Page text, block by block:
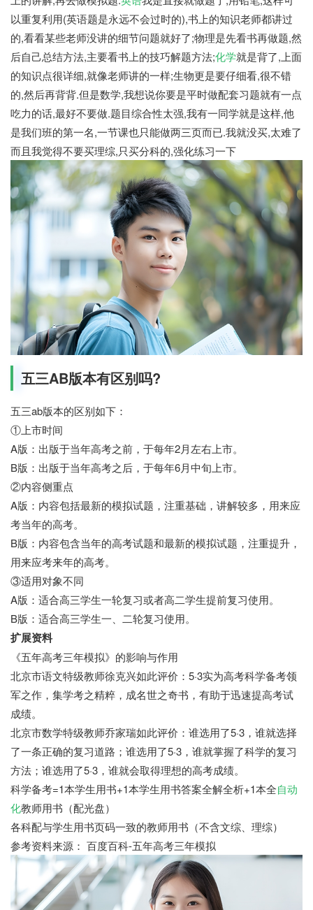
以重复利用(英语题是永远不会过时的),书上的知识老师都讲过
的,看看某些老师没讲的细节问题就好了;物理是先看书再做题,然
后自己总结方法,主要看书上的技巧解题方法;化学就是背了,上面
的知识点很详细,就像老师讲的一样;生物更是要仔细看,很不错
的,然后再背背.但是数学,我想说你要是平时做配套习题就有一点
吃力的话,最好不要做.题目综合性太强,我有一同学就是这样,他
是我们班的第一名,一节课也只能做两三页而已.我就没买,太难了
而且我觉得不要买理综,只买分科的,强化练习一下
五三AB版本有区别吗?
五三ab版本的区别如下：
①上市时间
A版：出版于当年高考之前，于每年2月左右上市。
B版：出版于当年高考之后，于每年6月中旬上市。
②内容侧重点
A版：内容包括最新的模拟试题，注重基础，讲解较多，用来应
考当年的高考。
B版：内容包含当年的高考试题和最新的模拟试题，注重提升，
用来应考来年的高考。
③适用对象不同
A版：适合高三学生一轮复习或者高二学生提前复习使用。
B版：适合高三学生一、二轮复习使用。
扩展资料
《五年高考三年模拟》的影响与作用
北京市语文特级教师徐克兴如此评价：5·3实为高考科学备考领
军之作，集学考之精粹，成名世之奇书，有助于迅速提高考试
成绩。
北京市数学特级教师乔家瑞如此评价：谁选用了5·3，谁就选择
了一条正确的复习道路；谁选用了5·3，谁就掌握了科学的复习
方法；谁选用了5·3，谁就会取得理想的高考成绩。
科学备考=1本学生用书+1本学生用书答案全解全析+1本全自动
化教师用书（配光盘）
各科配与学生用书页码一致的教师用书（不含文综、理综）
参考资料来源： 百度百科-五年高考三年模拟